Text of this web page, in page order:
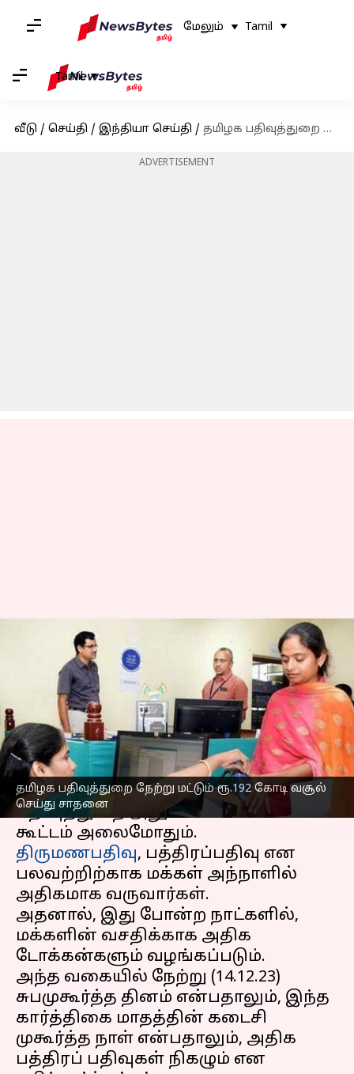
மேலும் Tamil
Tamil
வீடு / செய்தி / இந்தியா செய்தி / தமிழக பதிவுத்துறை நேற்று மட்டும் ரூ.192 கோடி வசூல் செய்து சாதனை
ADVERTISEMENT
தமிழக பதிவுத்துறை நேற்று மட்டும் ரூ.192 கோடி வசூல்
செய்து சாதனை
தமிழக பதிவுத்துறை
நேற்று மட்டும் ரூ.192 கோடி
வசூல் செய்து சாதனை
எழுதியவர் Venkatalakshmi V Dec 15, 2023 07:59 pm
செய்தி முன்னோட்டம்
பொதுவாகவே, சுபமுகூர்த்த நாட்களில்,
பதிவுத்துறை அலுவலகங்களில்
திருமணபதிவு, பத்திரப்பதிவு என
பலவற்றிற்காக மக்கள் அந்நாளில்
அதிகமாக வருவார்கள்.
அதனால், இது போன்ற நாட்களில்,
மக்களின் வசதிக்காக அதிக
டோக்கன்களும் வழங்கப்படும்.
அந்த வகையில் நேற்று (14.12.23)
சுபமுகூர்த்த தினம் என்பதாலும், இந்த
கார்த்திகை மாதத்தின் கடைசி
முகூர்த்த நாள் என்பதாலும், அதிக
பத்திரப் பதிவுகள் நிகழும் என